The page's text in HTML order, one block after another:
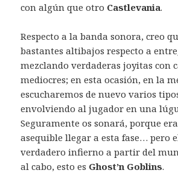
con algún que otro Castlevania.
Respecto a la banda sonora, creo
bastantes altibajos respecto a
mezclando verdaderas joyitas con
mediocres; en esta ocasión, en la
escucharemos de nuevo varios
envolviendo al jugador en una
Seguramente os sonará, porque
asequible llegar a esta fase… pero
verdadero infierno a partir del
al cabo, esto es Ghost’n Goblins.